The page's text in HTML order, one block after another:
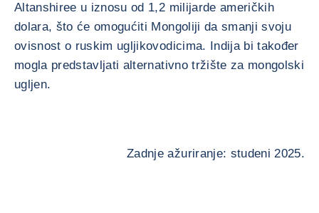
Altanshiree u iznosu od 1,2 milijarde američkih
dolara, što će omogućiti Mongoliji da smanji svoju
ovisnost o ruskim ugljikovodicima. Indija bi također
mogla predstavljati alternativno tržište za mongolski
ugljen.
Zadnje ažuriranje: studeni 2025.